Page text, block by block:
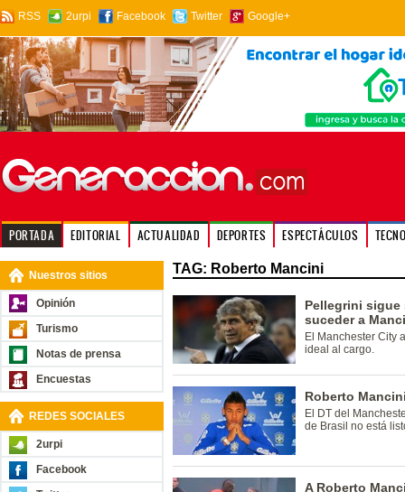
RSS 2urpi Facebook Twitter Google+
PORTADA EDITORIAL ACTUALIDAD DEPORTES ESPECTÁCULOS
Nuestros sitios
Opinión
Turismo
Notas de prensa
Encuestas
REDES SOCIALES
2urpi
Facebook
TAG: Roberto Mancini
Pellegrini
suceder a
El Manchester City
ideal al cargo.
Roberto
El DT del
de Brasil no está
A Roberto